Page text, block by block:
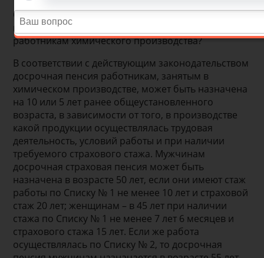
Ольга Васильевна, в каком возрасте может быть
назначена досрочная страховая пенсия
работникам химического производства?
В соответствии с действующим законодательством
досрочная пенсия работникам, занятым в
химическом производстве, может быть назначена
на 10 или 5 лет ранее общеустановленного
возраста, в зависимости от того, в производстве
какой продукции осуществлялась трудовая
деятельность, условий работы и при наличии
требуемого страхового стажа. Мужчинам
досрочная страховая пенсия может быть
назначена в возрасте 50 лет, если они имеют стаж
работы по Списку № 1 не менее 10 лет и страховой
стаж 20 лет; женщинам – в 45 лет при наличии
стажа по Списку № 1 не менее 7 лет 6 месяцев и
страхового стажа 15 лет. Если же работа
осуществлялась по Списку № 2, то досрочная